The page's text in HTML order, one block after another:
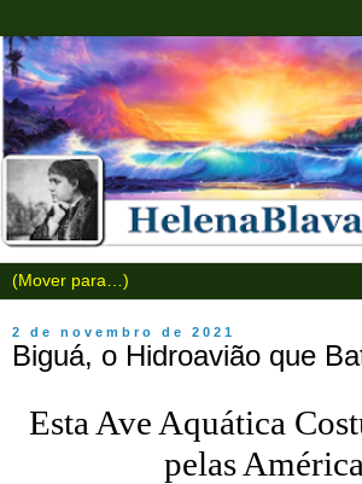
2 de novembro de 2021
Biguá, o Hidroavião que
Esta Ave Aquática
pelas